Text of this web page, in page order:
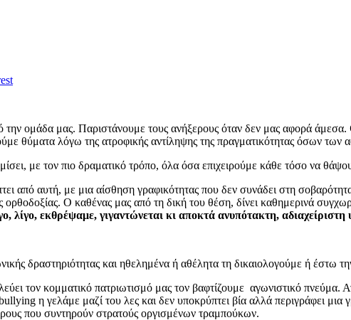
την ομάδα μας. Παριστάνουμε τους ανήξερους όταν δεν μας αφορά άμεσα.
θύματα λόγω της ατροφικής αντίληψης της πραγματικότητας όσων των
με τον πιο δραματικό τρόπο, όλα όσα επιχειρούμε κάθε τόσο να
από αυτή, με μια αίσθηση γραφικότητας που δεν συνάδει στη
Ο καθένας μας από τη δική του θέση, δίνει καθημερινά
λίγο, εκθρέψαμε, γιγαντώνεται κι αποκτά ανυπότακτη,
δραστηριότητας και ηθελημένα ή αθέλητα τη δικαιολογούμε ή έστω
τον κομματικό πατριωτισμό μας τον βαφτίζουμε αγωνιστικό πνεύμα.
η γελάμε μαζί του λες και δεν υποκρύπτει βία αλλά περιγράφει
που συντηρούν στρατούς οργισμένων τραμπούκων.